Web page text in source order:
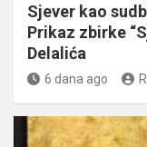
Sjever kao
Prikaz zbirke
Delalića
6 dana ago